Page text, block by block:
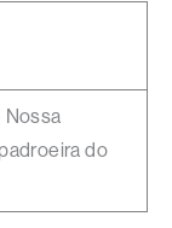
Nossa
do